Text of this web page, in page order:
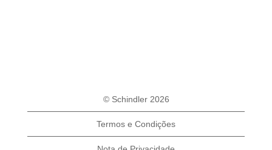
© Schindler 2026
Termos e Condições